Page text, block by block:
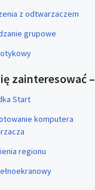
z odtwarzaczem
grupowe
zainteresować –
Start
komputera
regionu